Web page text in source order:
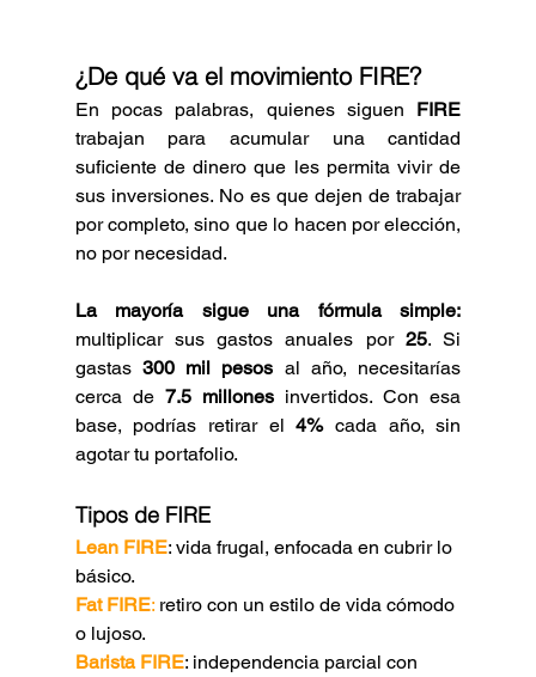
¿De qué va el movimiento FIRE?
En pocas palabras, quienes siguen FIRE
trabajan para acumular una cantidad
suficiente de dinero que les permita vivir de
sus inversiones. No es que dejen de trabajar
por completo, sino que lo hacen por elección,
no por necesidad.
La mayoría sigue una fórmula simple:
multiplicar sus gastos anuales por 25. Si
gastas 300 mil pesos al año, necesitarías
cerca de 7.5 millones invertidos. Con esa
base, podrías retirar el 4% cada año, sin
agotar tu portafolio.
Tipos de FIRE
Lean FIRE: vida frugal, enfocada en cubrir lo
básico.
Fat FIRE: retiro con un estilo de vida cómodo
o lujoso.
Barista FIRE: independencia parcial con